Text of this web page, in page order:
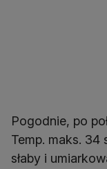
Pogodnie, po
Temp. maks. 34
słaby i